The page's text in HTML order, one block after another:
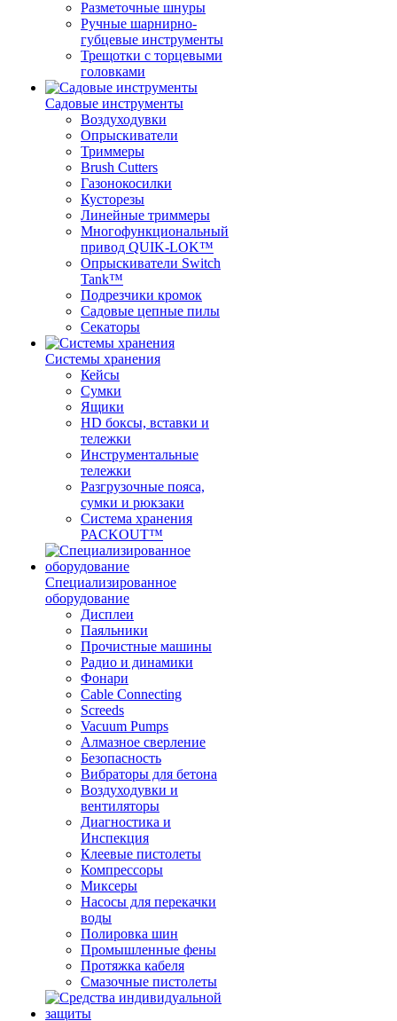
Разметочные шнуры
Ручные шарнирно-
губцевые инструменты
Трещотки с торцевыми
головками
Садовые инструменты
Воздуходувки
Опрыскиватели
Триммеры
Brush Cutters
Газонокосилки
Кусторезы
Линейные триммеры
Многофункциональный
привод QUIK-LOK™
Опрыскиватели Switch
Tank™
Подрезчики кромок
Садовые цепные пилы
Секаторы
Системы хранения
Кейсы
Сумки
Ящики
HD боксы, вставки и
тележки
Инструментальные
тележки
Разгрузочные пояса,
сумки и рюкзаки
Система хранения
PACKOUT™
Специализированное
оборудование
Дисплеи
Паяльники
Прочистные машины
Радио и динамики
Фонари
Cable Connecting
Screeds
Vacuum Pumps
Алмазное сверление
Безопасность
Вибраторы для бетона
Воздуходувки и
вентиляторы
Диагностика и
Инспекция
Клеевые пистолеты
Компрессоры
Миксеры
Насосы для перекачки
воды
Полировка шин
Промышленные фены
Протяжка кабеля
Смазочные пистолеты